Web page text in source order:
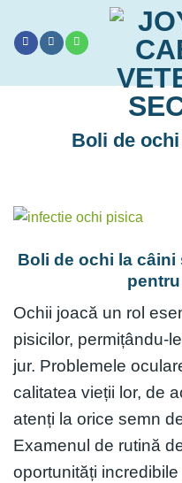
conținut
Boli de
Boli de ochi la
Ochii joacă un rol
pisicilor, permițându-
jur. Problemele
calitatea vieții lor, de
atenți la orice semn
Examenul de rutină
oportunități